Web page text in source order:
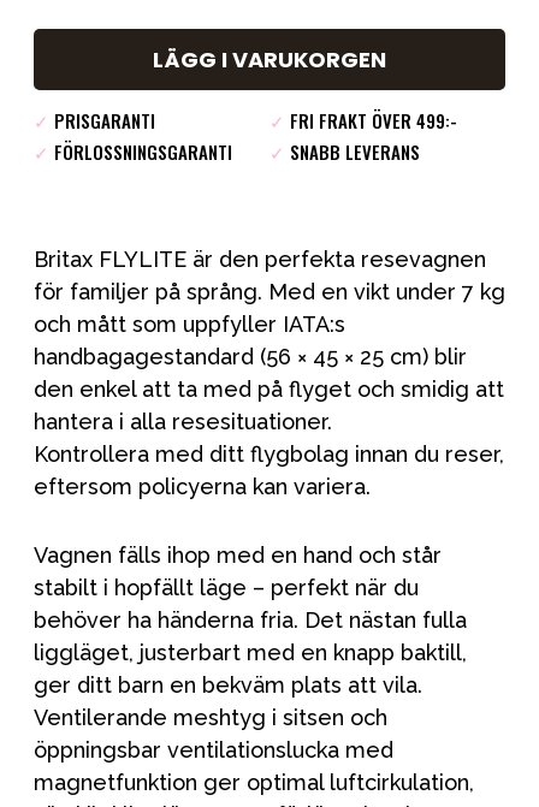
LÄGG I VARUKORGEN
✓ PRISGARANTI ✓ FRI FRAKT ÖVER 499:-
✓ FÖRLOSSNINGSGARANTI ✓ SNABB LEVERANS
Britax FLYLITE är den perfekta resevagnen
för familjer på språng. Med en vikt under 7 kg
och mått som uppfyller IATA:s
handbagagestandard (56 × 45 × 25 cm) blir
den enkel att ta med på flyget och smidig att
hantera i alla resesituationer.
Kontrollera med ditt flygbolag innan du reser,
eftersom policyerna kan variera.
Vagnen fälls ihop med en hand och står
stabilt i hopfällt läge – perfekt när du
behöver ha händerna fria. Det nästan fulla
liggläget, justerbart med en knapp baktill,
ger ditt barn en bekväm plats att vila.
Ventilerande meshtyg i sitsen och
öppningsbar ventilationslucka med
magnetfunktion ger optimal luftcirkulation,